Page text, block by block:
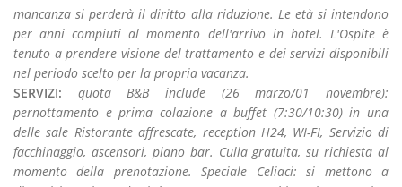
mancanza si perderà il diritto alla riduzione. Le età si intendono
per anni compiuti al momento dell'arrivo in hotel. L'Ospite è
tenuto a prendere visione del trattamento e dei servizi disponibili
nel periodo scelto per la propria vacanza.
SERVIZI:
quota B&B include (26 marzo/01 novembre):
pernottamento e prima colazione a buffet (7:30/10:30) in una
delle sale Ristorante affrescate, reception H24, WI-FI, Servizio di
facchinaggio, ascensori, piano bar. Culla gratuita, su richiesta al
momento della prenotazione. Speciale Celiaci: si mettono a